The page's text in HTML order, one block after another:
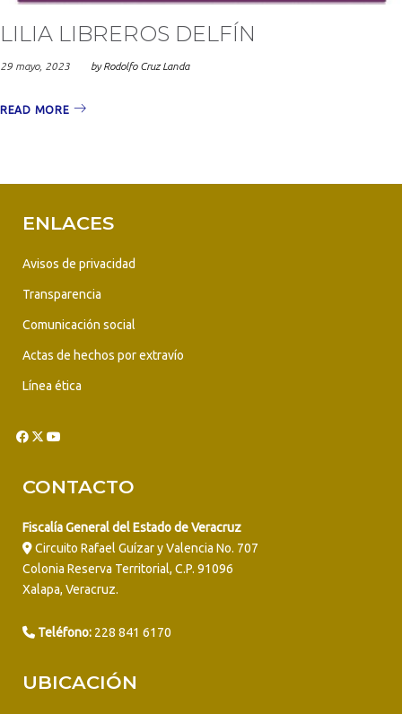
LILIA LIBREROS DELFÍN
29 mayo, 2023 byRodolfo Cruz Landa
READ MORE
ENLACES
Avisos de privacidad
Transparencia
Comunicación social
Actas de hechos por extravío
Línea ética
CONTACTO
Fiscalía General del Estado de Veracruz
Circuito Rafael Guízar y Valencia No. 707
Colonia Reserva Territorial, C.P. 91096
Xalapa, Veracruz.
Teléfono: 228 841 6170
UBICACIÓN